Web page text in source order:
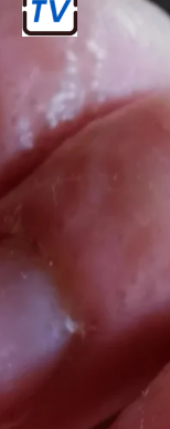
नेल एक्सटेंशन
जिससे फंगल
है।